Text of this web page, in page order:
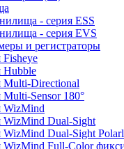
- серия ESS
- серия EVS
и регистраторы
Hubble
Multi-Directional
Sensor 180°
WizMind
WizMind Dual-Sight
WizMind Dual-Sight
WizMind Full-Color